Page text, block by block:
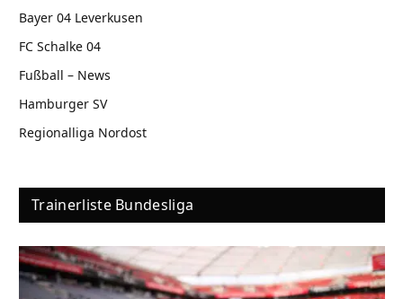
Bayer 04 Leverkusen
FC Schalke 04
Fußball – News
Hamburger SV
Regionalliga Nordost
Trainerliste Bundesliga